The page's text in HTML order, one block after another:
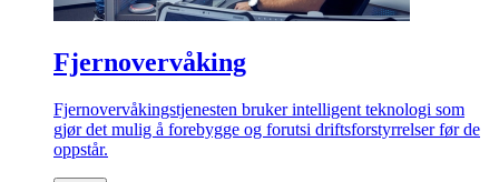
Fjernovervåking
Fjernovervåkingstjenesten bruker intelligent teknologi som
gjør det mulig å forebygge og forutsi driftsforstyrrelser før de
oppstår.